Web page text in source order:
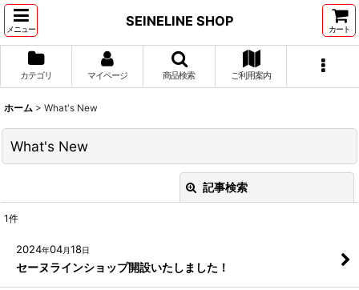
メニュー
SEINELINE SHOP
カート
カテゴリ マイページ 商品検索 ご利用案内
ホーム > What's New
What's New
記事検索
カテゴリ
1件
2024年04月18日
セーヌラインショップ開設いたしました！